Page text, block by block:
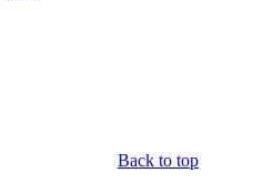
Back to top